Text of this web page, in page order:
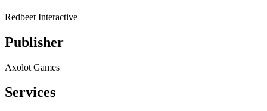
Redbeet Interactive
Publisher
Axolot Games
Services